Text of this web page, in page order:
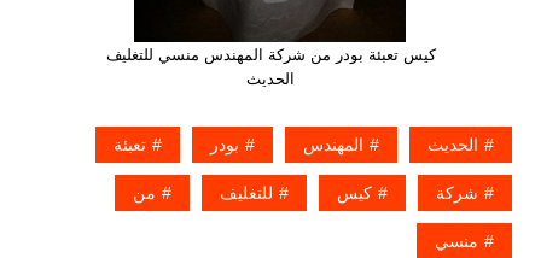
كيس تعبئة بودر من شركة المهندس منسي للتغليف
الحديث
الحديث المهندس بودر تعبئة
شركة كيس للتغليف من
منسي